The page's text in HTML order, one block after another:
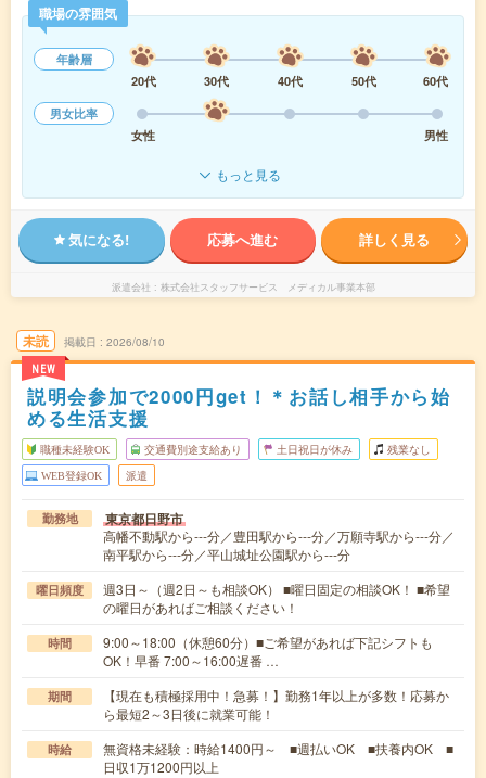
職場の雰囲気
年齢層
20代
30代 40代 50代
60代
男女比率
女性
男性
もっと見る
気になる! 応募へ進む 詳しく見る
派遣会社 株式会社スタッフサービス メディカル事業本部
未読
NEW
掲載日 2026/08/10
説明会参加で2000円get！＊お話し相手から始
める生活支援
職種未経験OK 交通費別途支給あり 土日祝日が休み 残業なし
WEB登録OK 派遣
勤務地 東京都日野市
高幡不動駅から---分／豊田駅から---分／万願寺駅から---分／
南平駅から---分／平山城址公園駅から---分
曜日頻度
週3日～（週2日～も相談OK） ■曜日固定の相談OK！ ■希望
の曜日があればご相談ください！
時間
9:00～18:00（休憩60分）■ご希望があれば下記シフトも
OK！早番 7:00～16:00遅番 …
期間
【現在も積極採用中！急募！】勤務1年以上が多数！応募か
ら最短2～3日後に就業可能！
時給
無資格未経験：時給1400円～ ■週払いOK ■扶養内OK ■
日収1万1200円以上